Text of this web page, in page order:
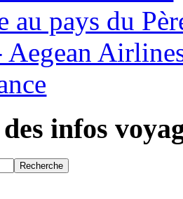
au pays du
infos